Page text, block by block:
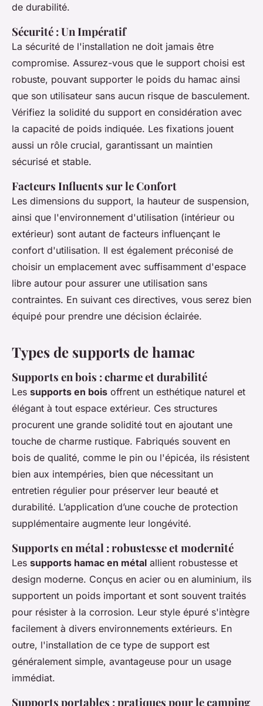
de durabilité.
Sécurité : Un Impératif
La sécurité de l'installation ne doit jamais être
compromise. Assurez-vous que le support choisi est
robuste, pouvant supporter le poids du hamac ainsi
que son utilisateur sans aucun risque de basculement.
Vérifiez la solidité du support en considération avec
la capacité de poids indiquée. Les fixations jouent
aussi un rôle crucial, garantissant un maintien
sécurisé et stable.
Facteurs Influents sur le Confort
Les dimensions du support, la hauteur de suspension,
ainsi que l'environnement d'utilisation (intérieur ou
extérieur) sont autant de facteurs influençant le
confort d'utilisation. Il est également préconisé de
choisir un emplacement avec suffisamment d'espace
libre autour pour assurer une utilisation sans
contraintes. En suivant ces directives, vous serez bien
équipé pour prendre une décision éclairée.
Types de supports de hamac
Supports en bois : charme et durabilité
Les supports en bois offrent un esthétique naturel et
élégant à tout espace extérieur. Ces structures
procurent une grande solidité tout en ajoutant une
touche de charme rustique. Fabriqués souvent en
bois de qualité, comme le pin ou l'épicéa, ils résistent
bien aux intempéries, bien que nécessitant un
entretien régulier pour préserver leur beauté et
durabilité. L’application d’une couche de protection
supplémentaire augmente leur longévité.
Supports en métal : robustesse et modernité
Les supports hamac en métal allient robustesse et
design moderne. Conçus en acier ou en aluminium, ils
supportent un poids important et sont souvent traités
pour résister à la corrosion. Leur style épuré s'intègre
facilement à divers environnements extérieurs. En
outre, l'installation de ce type de support est
généralement simple, avantageuse pour un usage
immédiat.
Supports portables : pratiques pour le camping